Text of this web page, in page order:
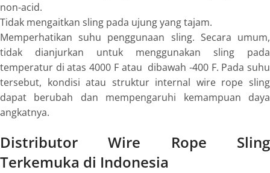
non-acid.
Tidak mengaitkan sling pada ujung yang tajam.
Memperhatikan suhu penggunaan sling. Secara umum,
tidak dianjurkan untuk menggunakan sling pada
temperatur di atas 4000 F atau dibawah -400 F. Pada suhu
tersebut, kondisi atau struktur internal wire rope sling
dapat berubah dan mempengaruhi kemampuan daya
angkatnya.
Distributor Wire Rope Sling
Terkemuka di Indonesia